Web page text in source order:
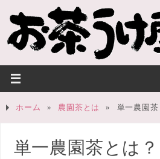
ホーム » 農園茶とは » 単一農園茶
単一農園茶とは？